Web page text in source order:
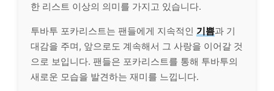
한 리스트 이상의 의미를 가지고 있습니다.
투바투 포카리스트는 팬들에게 지속적인 기쁨과 기
대감을 주며, 앞으로도 계속해서 그 사랑을 이어갈 것
으로 보입니다. 팬들은 포카리스트를 통해 투바투의
새로운 모습을 발견하는 재미를 느낍니다.